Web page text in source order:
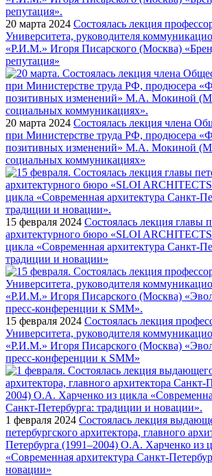
20 марта 2024 Состоялась лекция
Университета, руководителя
«Р.И.М.» Игоря Писарского (Москва)
репутация»
20 марта 2024 Состоялась лекция члена
при Министерстве труда РФ, продюсера
позитивных изменений» М.А. Мокиной
социальных коммуникациях»
15 февраля 2024 Состоялась лекция главы
архитектурного бюро «SLOI
цикла «Современная архитектура Санкт-
традиции и новации»
15 февраля 2024 Состоялась лекция
Университета, руководителя
«Р.И.М.» Игоря Писарского (Москва)
пресс-конференции к SMM»
1 февраля 2024 Состоялась лекция
петербургского архитектора, главного
Петербурга (1991–2004) О.А. Харченко из
«Современная архитектура Санкт-
новации»